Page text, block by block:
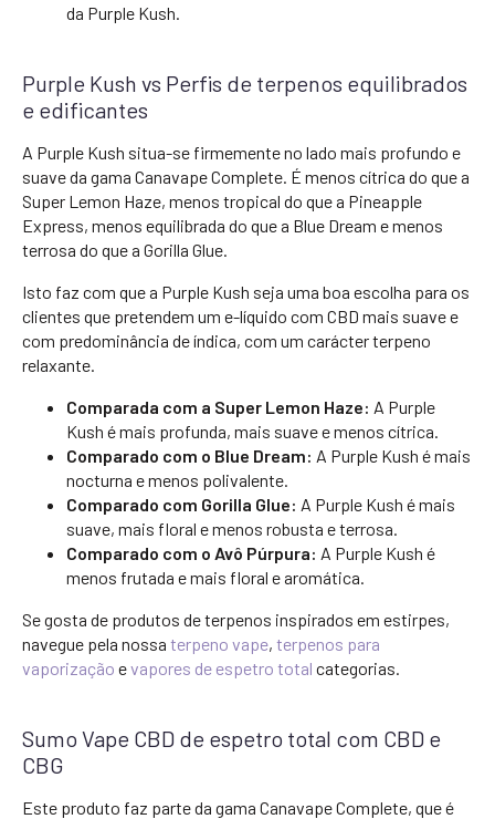
da Purple Kush.
Purple Kush vs Perfis de terpenos equilibrados
e edificantes
A Purple Kush situa-se firmemente no lado mais profundo e
suave da gama Canavape Complete. É menos cítrica do que a
Super Lemon Haze, menos tropical do que a Pineapple
Express, menos equilibrada do que a Blue Dream e menos
terrosa do que a Gorilla Glue.
Isto faz com que a Purple Kush seja uma boa escolha para os
clientes que pretendem um e-líquido com CBD mais suave e
com predominância de índica, com um carácter terpeno
relaxante.
Comparada com a Super Lemon Haze: A Purple
Kush é mais profunda, mais suave e menos cítrica.
Comparado com o Blue Dream: A Purple Kush é mais
nocturna e menos polivalente.
Comparado com Gorilla Glue: A Purple Kush é mais
suave, mais floral e menos robusta e terrosa.
Comparado com o Avô Púrpura: A Purple Kush é
menos frutada e mais floral e aromática.
Se gosta de produtos de terpenos inspirados em estirpes,
navegue pela nossa terpeno vape, terpenos para
vaporização evapores de espetro total categorias.
Sumo Vape CBD de espetro total com CBD e
CBG
Este produto faz parte da gama Canavape Complete, que é